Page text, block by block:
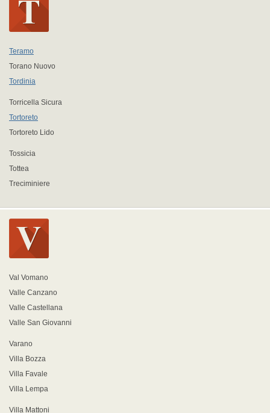
Teramo
Torano Nuovo
Tordinia
Torricella Sicura
Tortoreto
Tortoreto Lido
Tossicia
Tottea
Treciminiere
Val Vomano
Valle Canzano
Valle Castellana
Valle San Giovanni
Varano
Villa Bozza
Villa Favale
Villa Lempa
Villa Mattoni